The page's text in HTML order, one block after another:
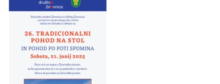
INFORMACIJE
OBISKOVALCE
KAJ
DOŽIVETI